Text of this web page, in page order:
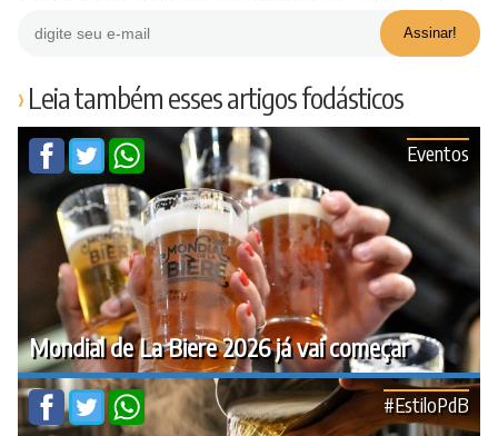
Leia também esses artigos fodásticos
Mondial de La Biere 2026 já vai começar
Eventos
#EstiloPdB